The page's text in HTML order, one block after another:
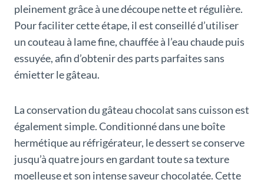
pleinement grâce à une découpe nette et régulière.
Pour faciliter cette étape, il est conseillé d’utiliser
un couteau à lame fine, chauffée à l’eau chaude puis
essuyée, afin d’obtenir des parts parfaites sans
émietter le gâteau.
La conservation du gâteau chocolat sans cuisson est
également simple. Conditionné dans une boîte
hermétique au réfrigérateur, le dessert se conserve
jusqu’à quatre jours en gardant toute sa texture
moelleuse et son intense saveur chocolatée. Cette